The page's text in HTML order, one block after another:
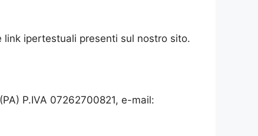
ipertestuali presenti sul nostro sito.
P.IVA 07262700821, e-mail: